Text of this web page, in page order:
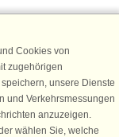
für Ihren nächsten
Newsletter
und
Cookies von
zugehörigen
unsere Dienste
und Verkehrsmessungen
anzuzeigen.
wählen Sie, welche